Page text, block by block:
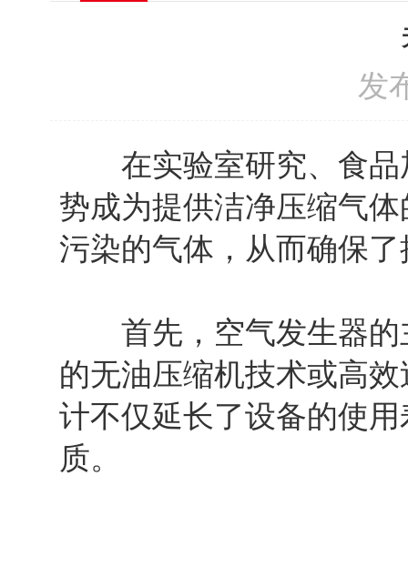
发
在实验室研究、食品
势成为提供洁净压缩气
污染的气体，从而确保
首先，空气发生器的
的无油压缩机技术或高
计不仅延长了设备的使
质。